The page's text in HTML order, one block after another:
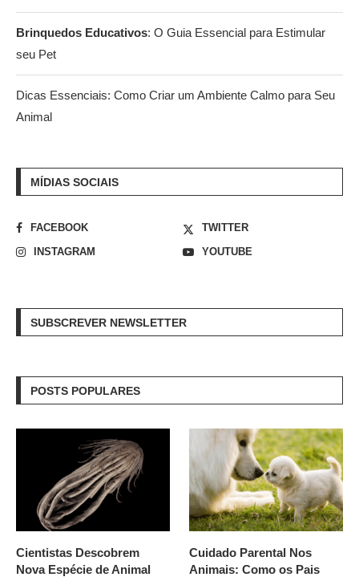
Brinquedos Educativos: O Guia Essencial para Estimular
seu Pet
Dicas Essenciais: Como Criar um Ambiente Calmo para Seu
Animal
MÍDIAS SOCIAIS
FACEBOOK
TWITTER
INSTAGRAM
YOUTUBE
SUBSCREVER NEWSLETTER
POSTS POPULARES
Cientistas Descobrem
Nova Espécie de Animal
Cuidado Parental Nos
Animais: Como os Pais